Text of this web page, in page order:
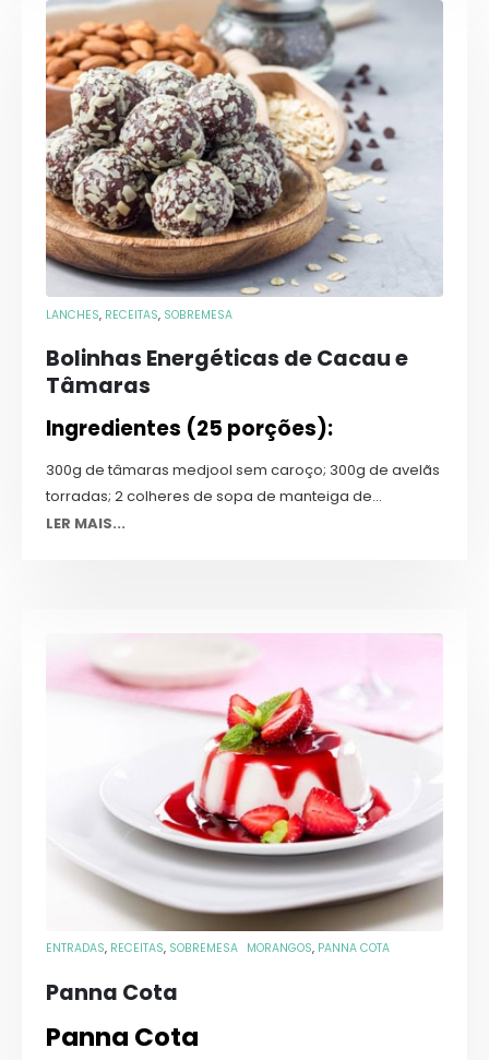
LANCHES, RECEITAS, SOBREMESA
Bolinhas Energéticas de Cacau e
Tâmaras
Ingredientes (25 porções):
300g de tâmaras medjool sem caroço; 300g de avelãs
torradas; 2 colheres de sopa de manteiga de...
LER MAIS...
ENTRADAS, RECEITAS, SOBREMESA MORANGOS, PANNA COTA
Panna Cota
Panna Cota